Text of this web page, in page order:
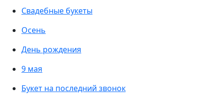
Свадебные букеты
Осень
День рождения
9 мая
Букет на последний звонок